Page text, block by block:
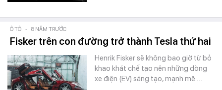
Ô TÔ - 8 NĂM TRƯỚC
Fisker trên con đường trở thành Tesla thứ hai
Henrik Fisker sẽ không bao giờ từ bỏ
khao khát chế tạo nên những dòng
xe điện (EV) sáng tạo, mạnh mẽ.…